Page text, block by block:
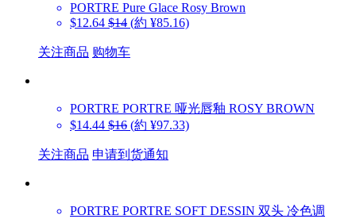
PORTRE Pure Glace Rosy Brown
$12.64 $14 (約 ¥85.16)
关注商品 购物车
PORTRE PORTRE 哑光唇釉 ROSY BROWN
$14.44 $16 (約 ¥97.33)
关注商品 申请到货通知
PORTRE PORTRE SOFT DESSIN 双头 冷色调